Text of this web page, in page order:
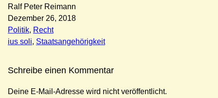
Ralf Peter Reimann
Dezember 26, 2018
Politik, Recht
ius soli, Staatsangehörigkeit
Schreibe einen Kommentar
Deine E-Mail-Adresse wird nicht veröffentlicht.